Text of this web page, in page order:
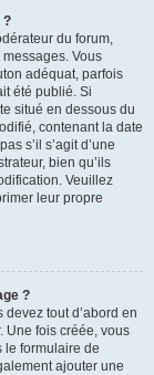
?
du forum,
Vous
adéquat, parfois
été publié. Si
situé en dessous du
contenant la date
s’il s’agit d’une
bien qu’ils
Veuillez
leur propre
?
tout d’abord en
Une fois créée, vous
le formulaire de
ajouter une